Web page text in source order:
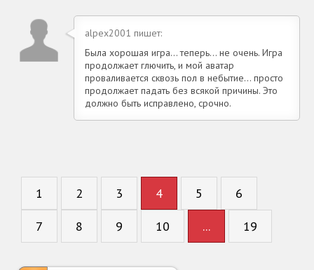
alpex2001 пишет:
Была хорошая игра... теперь... не очень. Игра
продолжает глючить, и мой аватар
проваливается сквозь пол в небытие... просто
продолжает падать без всякой причины. Это
должно быть исправлено, срочно.
1 2 3 4 5 6
7 8 9 10 ... 19